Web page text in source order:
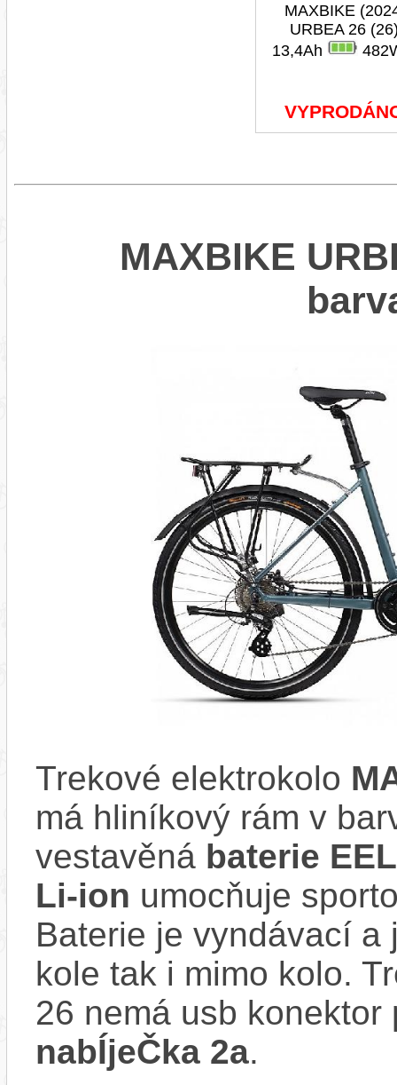
MAXBIKE
URBEA 26
13,4Ah
MAXBIKE
Trekové elektrokolo
má hliníkový rám v
vestavěná baterie
Li-ion umocňuje
Baterie je vyndávací
kole tak i mimo kolo.
26 nemá usb
nabÍjeČka 2a.